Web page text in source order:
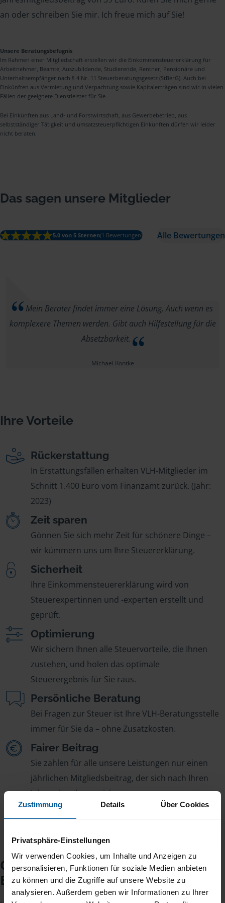
Zustimmung Details Über Cookies
Privatsphäre-Einstellungen
Wir verwenden Cookies, um Inhalte und Anzeigen zu
personalisieren, Funktionen für soziale Medien anbieten
zu können und die Zugriffe auf unsere Website zu
analysieren. Außerdem geben wir Informationen zu Ihrer
an oder schreiben Sie mir. Ich freue mich auf Sie!
Unsere Beratungsbefugnis
Im Rahmen einer Mitgliedschaft erstellen wir die Einkommensteuererklärung für
Arbeitnehmer, Beamte, Auszubildende, Studierende, Rentner, Pensionäre und
Unterhaltsempfänger nach § 4 Nr. 11 Steuerberatungsgesetz (StBerG). Auch bei
Einkünften aus Vermietung und Verpachtung sowie Kapitalerträgen sind wir in vielen
Fällen der geeignete Dienstleister für Sie.
Bei Einkünften aus Land- und Forstwirtschaft, aus Gewerbebetrieb, aus
selbstständiger Tätigkeit und umsatzsteuerpflichtigen Einkünften dürfen wir leider
nicht beraten.
Das sagen unsere Mitglieder
5.0 von 5 Sternen(1 Bewertungen) Alle Bewertungen
Mein Berater findet immer eine Lösung, Auch wenn es
komplexere Themen werden. Gibt auch Hilfestellung für die
Absetzbarkeit.
Michael Rontke
Ihre Vorteile
Rückerstattung
In Erstattungsfällen erhalten VLH-Mitglieder im
Schnitt 1.400 Euro vom Finanzamt zurück. (Jahr:
2023)
Zeit sparen
Gönnen Sie sich mehr Zeit für schönere Dinge –
wir kümmern uns um Ihre Steuererklärung.
Sicherheit
Ihre Einkommensteuererklärung wird von
Steuerexpertinnen und -experten erstellt und
geprüft.
Optimierung
Wir sichern Ihnen alle Steuervorteile, die Ihnen
zustehen, und holen das optimale
Steuerergebnis für Sie raus.
Persönliche Beratung
Bei Fragen zur Steuer ist Ihre VLH-Beratungsstelle
immer für Sie da – ohne Zusatzkosten.
Fairer Beitrag
Sie zahlen für alle unsere Leistungen nur einen
jährlichen Mitgliedsbeitrag, der sich nach Ihren
Jahreseinnahmen richtet.
Checkliste für Ihr
Beratungsgespräch